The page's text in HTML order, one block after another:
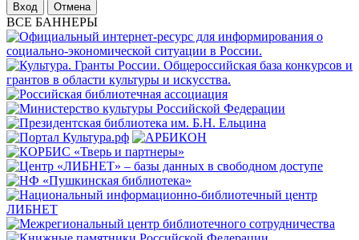
Отмена
ВСЕ БАННЕРЫ